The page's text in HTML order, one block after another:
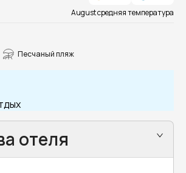
August средняя температура
Песчаный пляж
отеля